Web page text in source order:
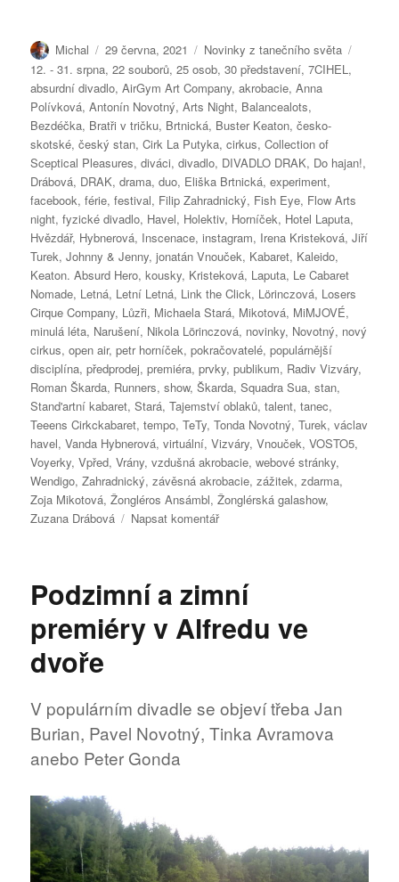
Autor:
Michal Publikováno:
29 června, 2021 Rubriky:
Novinky z tanečního světa
12. - 31. srpna,22 souborů,25 osob,30 představení,7CIHEL,
absurdní divadlo,AirGym Art Company,akrobacie,Anna
Polívková,Antonín Novotný,Arts Night, Balancealots,
Bezdéčka, Bratři v tričku, Brtnická, Buster Keaton,česko-
skotské,český stan,Cirk La Putyka,cirkus,Collection of
Sceptical Pleasures,diváci,divadlo, DIVADLO DRAK, Do hajan!,
Drábová, DRAK,drama,duo, Eliška Brtnická,experiment,
facebook,férie,festival, Filip Zahradnický, Fish Eye, Flow Arts
night,fyzické divadlo, Havel, Holektiv, Horníček, Hotel Laputa,
Hvězdář, Hybnerová, Inscenace,instagram, Irena Kristeková,Jiří
Turek,Johnny & Jenny,jonatán Vnouček, Kabaret, Kaleido,
Keaton. Absurd Hero,kousky, Kristeková, Laputa, Le Cabaret
Nomade, Letná, Letní Letná, Link the Click, Lörinczová, Losers
Cirque Company, Lůzři, Michaela Stará, Mikotová, MiMJOVÉ,
minulá léta, Narušení, Nikola Lörinczová, novinky, Novotný, nový
cirkus,open air,petr horníček,pokračovatelé,populárnější
disciplína,předprodej,premiéra,prvky,publikum, Radiv Vizváry,
Roman Škarda, Runners,show,Škarda,Squadra Sua,stan,
Stand'artní kabaret,Stará,Tajemství oblaků,talent,tanec,
Teeens Cirkckabaret,tempo,TeTy,Tonda Novotný,Turek,václav
havel,Vanda Hybnerová,virtuální,Vizváry,Vnouček,VOSTO5,
Voyerky,Vpřed,Vrány,vzdušná akrobacie,webové stránky,
Wendigo,Zahradnický,závěsná akrobacie,zážitek,zdarma,
Zoja Mikotová,Žongléros Ansámbl,Žonglérská galashow,
Zuzana Drábová
Napsat komentářpro
»LETNÍ
LETNÁ«
a
hvězdy
Podzimní a zimní
premiéry v Alfredu ve
dvoře
V populárním divadle se objeví třeba Jan
Burian, Pavel Novotný, Tinka Avramova
anebo Peter Gonda